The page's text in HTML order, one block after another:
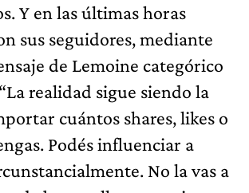
Y en las últimas horas
sus seguidores, mediante
de Lemoine categórico
realidad sigue siendo la
cuántos shares, likes o
Podés influenciar a
No la vas a